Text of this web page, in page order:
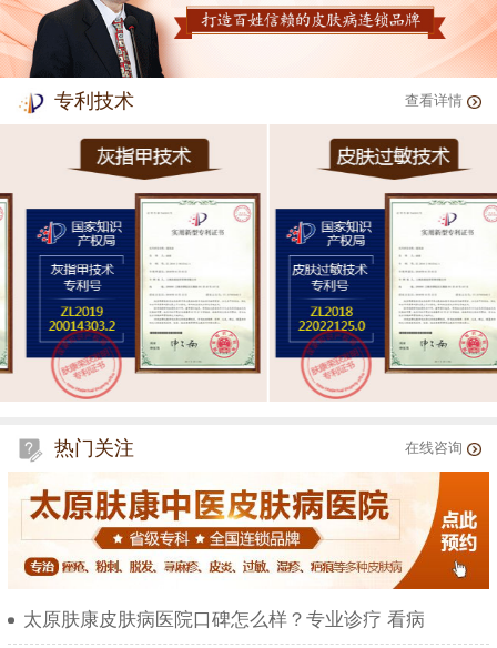
专利技术 查看详情
热门关注 在线咨询
太原肤康皮肤病医院口碑怎么样？专业诊疗 看病